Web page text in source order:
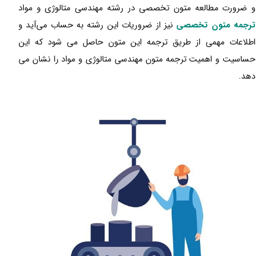
و ضرورت مطالعه متون تخصصی در رشته مهندسی متالوژی و مواد
ترجمه متون تخصصی نیز از ضروریات این رشته به حساب می‌آید و
اطلاعات مهمی از طریق ترجمه این متون حاصل می شود که این
حساسیت و اهمیت ترجمه متون مهندسی متالوژی و مواد را نشان می
دهد.